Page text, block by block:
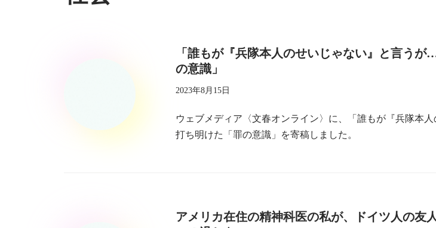
「誰もが『兵隊本人のせいじゃない』と言う
の意識」
2023年8月15日
ウェブメディア〈文春オンライン〉に、「誰もが『兵隊本
打ち明けた「罪の意識」を寄稿しました。
アメリカ在住の精神科医の私が、ドイツ人の友